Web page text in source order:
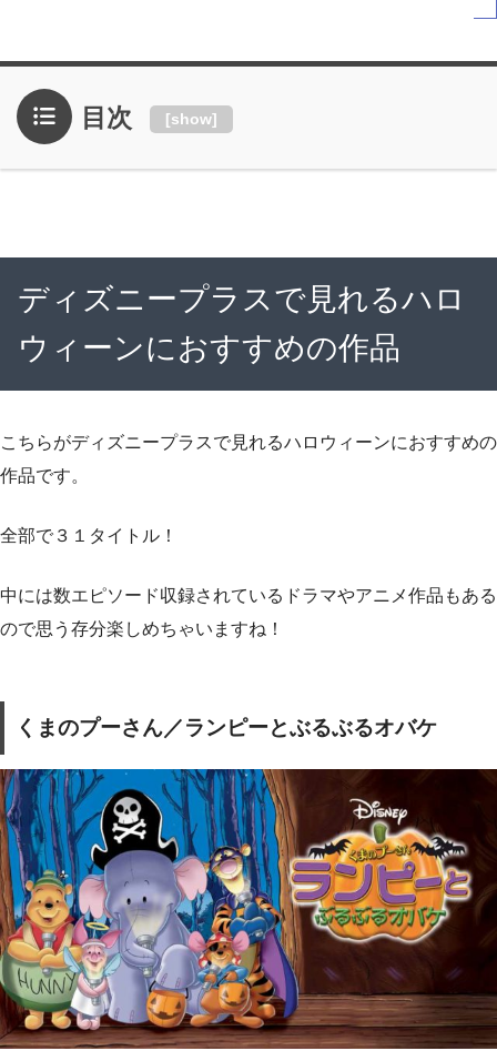
目次 [show]
ディズニープラスで見れるハロ
ウィーンにおすすめの作品
こちらがディズニープラスで見れるハロウィーンにおすすめの
作品です。
全部で３１タイトル！
中には数エピソード収録されているドラマやアニメ作品もある
ので思う存分楽しめちゃいますね！
くまのプーさん／ランピーとぶるぶるオバケ